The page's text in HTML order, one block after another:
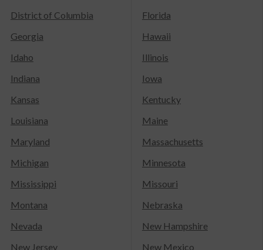
District of Columbia
Florida
Georgia
Hawaii
Idaho
Illinois
Indiana
Iowa
Kansas
Kentucky
Louisiana
Maine
Maryland
Massachusetts
Michigan
Minnesota
Mississippi
Missouri
Montana
Nebraska
Nevada
New Hampshire
New Jersey
New Mexico